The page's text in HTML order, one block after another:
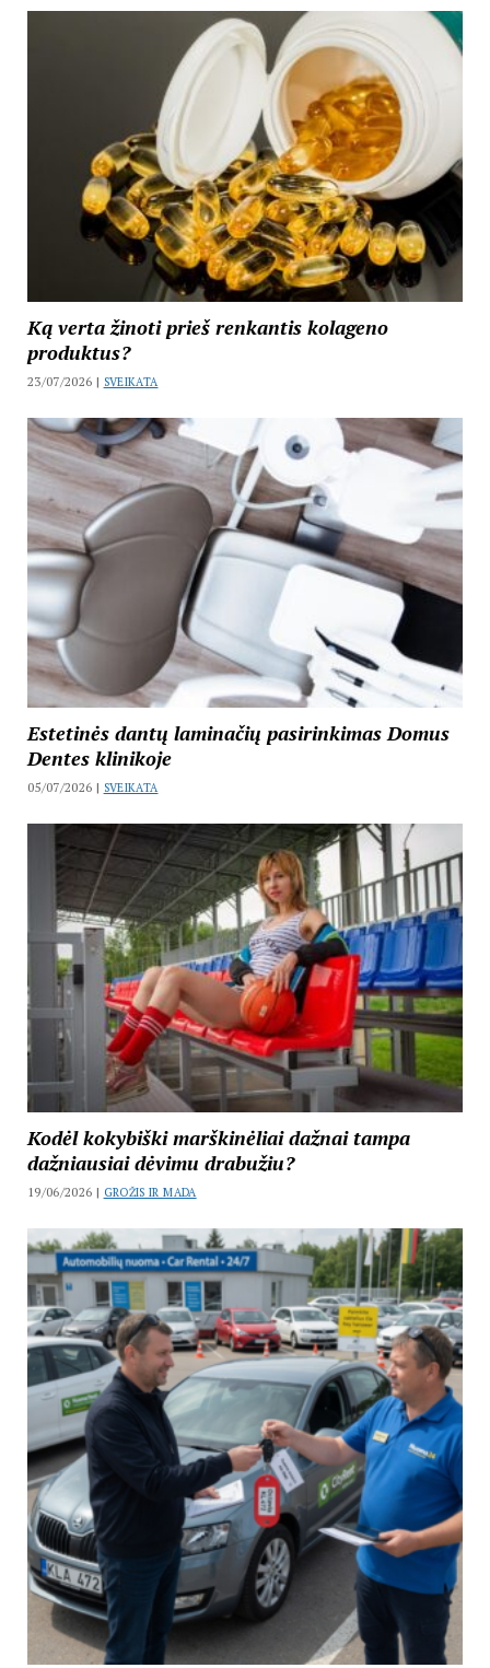
Ką verta žinoti prieš renkantis kolageno
produktus?
23/07/2026 | SVEIKATA
Estetinės dantų laminačių pasirinkimas Domus
Dentes klinikoje
05/07/2026 | SVEIKATA
Kodėl kokybiški marškinėliai dažnai tampa
dažniausiai dėvimu drabužiu?
19/06/2026 | GROŽIS IR MADA